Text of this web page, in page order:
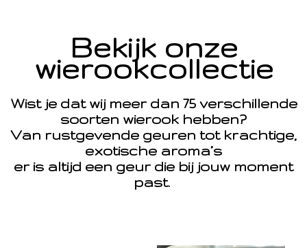
Bekijk onze
wierookcollectie
Wist je dat wij meer dan 75 verschillende
soorten wierook hebben?
Van rustgevende geuren tot krachtige,
exotische aroma’s
er is altijd een geur die bij jouw moment
past.